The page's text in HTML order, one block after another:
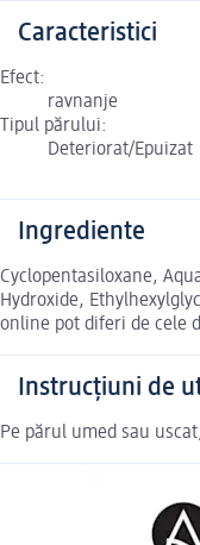
Caracteristici
Efect:
ravnanje
Tipul părului:
Deteriorat/Epuizat
Ingrediente
Cyclopentasiloxane,
Hydroxide,
online pot diferi de cele
Instrucțiuni de
Pe părul umed sau